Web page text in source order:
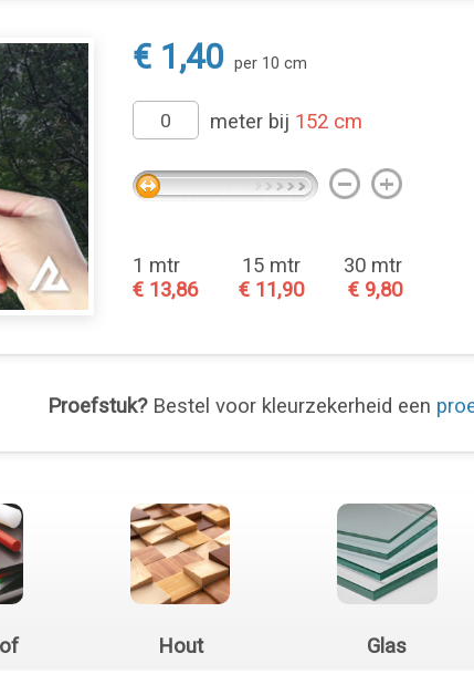
€ 1,40 per 10 cm
meter bij 152 cm
1 mtr
€ 13,86
15 mtr
€ 11,90
30 mtr
€ 9,80
Proefstuk?Bestel voor kleurzekerheid een
Hout Glas